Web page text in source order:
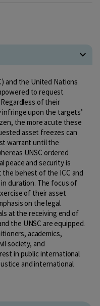
and the United Nations
to request
of their
upon the targets’
the more acute these
asset freezes can
warrant until the
UNSC ordered
peace and security is
behest of the ICC and
duration. The focus of
of their asset
on the legal
at the receiving end of
the UNSC are equipped.
academics,
society, and
in public international
and international